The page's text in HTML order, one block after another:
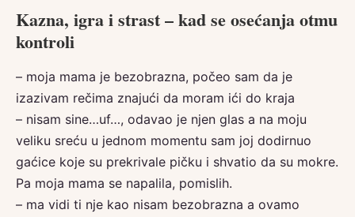
Kazna, igra i strast – kad se osećanja otmu
kontroli
– moja mama je bezobrazna, počeo sam da je
izazivam rečima znajući da moram ići do kraja
– nisam sine…uf…, odavao je njen glas a na moju
veliku sreću u jednom momentu sam joj dodirnuo
gaćice koje su prekrivale pičku i shvatio da su mokre.
Pa moja mama se napalila, pomislih.
– ma vidi ti nje kao nisam bezobrazna a ovamo